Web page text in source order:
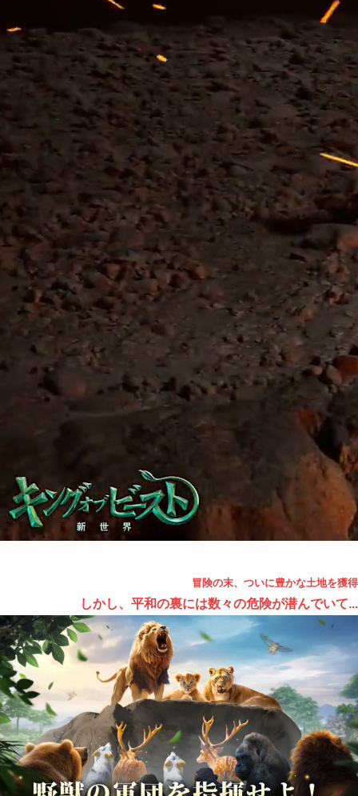
冒険の末、ついに豊かな土地を獲得
しかし、平和の裏には数々の危険が潜んでいて...